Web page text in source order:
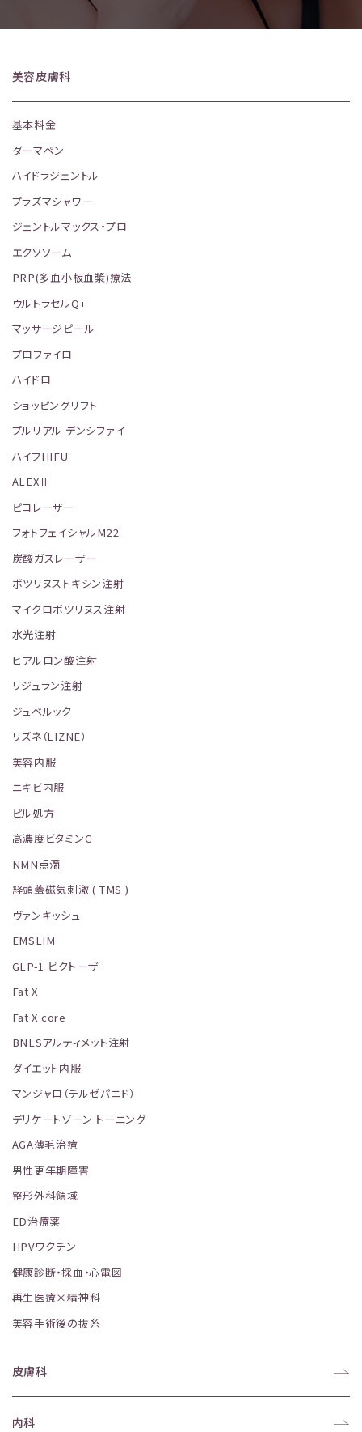
美容皮膚科
基本料金
ダーマペン
ハイドラジェントル
プラズマシャワー
ジェントルマックス・プロ
エクソソーム
PRP(多血小板血漿)療法
ウルトラセルQ+
マッサージピール
プロファイロ
ハイドロ
ショッピングリフト
プルリアル デンシファイ
ハイフHIFU
ALEXⅡ
ピコレーザー
フォトフェイシャルM22
炭酸ガスレーザー
ボツリヌストキシン注射
マイクロボツリヌス注射
水光注射
ヒアルロン酸注射
リジュラン注射
ジュベルック
リズネ（LIZNE）
美容内服
ニキビ内服
ピル処方
高濃度ビタミンC
NMN点滴
経頭蓋磁気刺激 ( TMS )
ヴァンキッシュ
EMSLIM
GLP-1 ビクトーザ
Fat X
Fat X core
BNLSアルティメット注射
ダイエット内服
マンジャロ（チルゼパニド）
デリケートゾーン トーニング
AGA薄毛治療
男性更年期障害
整形外科領域
ED治療薬
HPVワクチン
健康診断・採血・心電図
再生医療×精神科
美容手術後の抜糸
皮膚科
内科